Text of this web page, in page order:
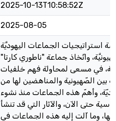
2025-10-13T10:58:52Z
2025-08-05
استراتيجيات الجماعات اليهوديَّة
واتّخاذ جماعة "ناطوري كارتا"
في مسعى لمحاولة فهم خلفيات
بين الصّهيونية والمناهضين لها من
وأهمّ هذه الجماعات منذ نشوء
حتى الآن، والآثار التي قد تنشأ
وما آلت إليه هذه الجماعات في